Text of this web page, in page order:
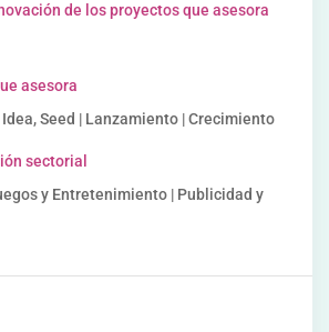
de los proyectos que asesora
asesora
Seed | Lanzamiento | Crecimiento
sectorial
y Entretenimiento | Publicidad y